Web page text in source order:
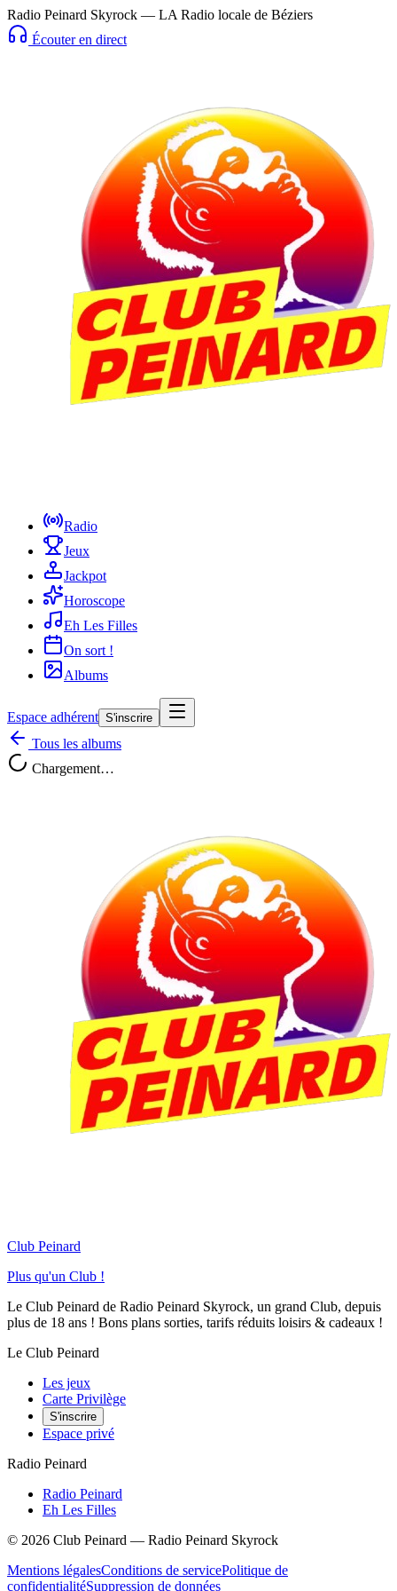
Radio Peinard Skyrock — LA Radio locale de Béziers
Écouter en direct
Radio
Jeux
Jackpot
Horoscope
Eh Les Filles
On sort !
Albums
Espace adhérent S'inscrire
Tous les albums
Chargement…
Club Peinard
Plus qu'un Club !
Le Club Peinard de Radio Peinard Skyrock, un grand Club, depuis
plus de 18 ans ! Bons plans sorties, tarifs réduits loisirs & cadeaux !
Le Club Peinard
Les jeux
Carte Privilège
S'inscrire
Espace privé
Radio Peinard
Radio Peinard
Eh Les Filles
© 2026 Club Peinard — Radio Peinard Skyrock
Mentions légalesConditions de servicePolitique de
confidentialitéSuppression de données